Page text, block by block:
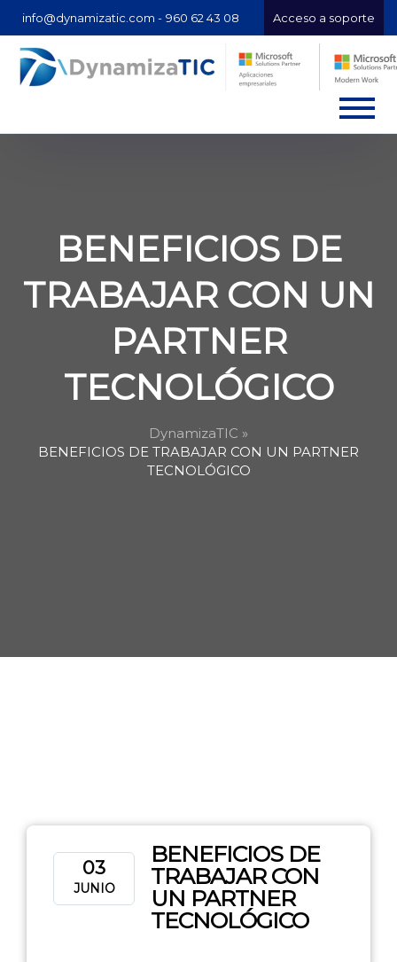
info@dynamizatic.com - 960 62 43 08 Acceso a soporte
BENEFICIOS DE
TRABAJAR CON UN
PARTNER
TECNOLÓGICO
DynamizaTIC »
BENEFICIOS DE TRABAJAR CON UN PARTNER
TECNOLÓGICO
03
JUNIO
BENEFICIOS DE
TRABAJAR CON
UN PARTNER
TECNOLÓGICO